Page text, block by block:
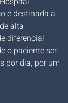
é destinada a
alta
diferencial
o paciente ser
por dia, por um